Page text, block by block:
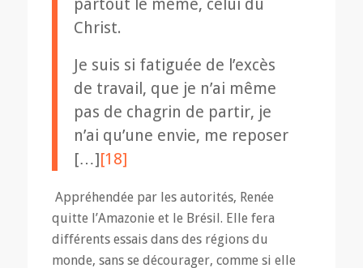
partout le même, celui du
Christ.
Je suis si fatiguée de l’excès
de travail, que je n’ai même
pas de chagrin de partir, je
n’ai qu’une envie, me reposer
[…][18]
Appréhendée par les autorités, Renée
quitte l’Amazonie et le Brésil. Elle fera
différents essais dans des régions du
monde, sans se décourager, comme si elle